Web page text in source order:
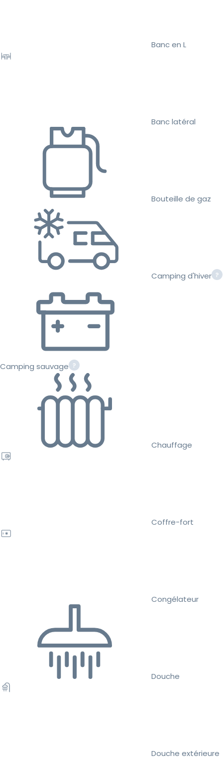
Banc en L
Banc latéral
Bouteille de gaz
Camping d'hiver
Camping sauvage
Chauffage
Coffre-fort
Congélateur
Douche
Douche extérieure